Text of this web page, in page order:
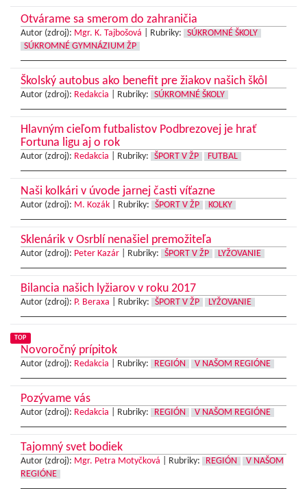
Otvárame sa smerom do zahraničia
Autor (zdroj): Mgr. K. Tajbošová Rubriky:
SÚKROMNÉ ŠKOLY
SÚKROMNÉ GYMNÁZIUM ŽP
Školský autobus ako benefit pre žiakov našich škôl
Autor (zdroj): Redakcia Rubriky: SÚKROMNÉ ŠKOLY
Hlavným cieľom futbalistov Podbrezovej je hrať
Fortuna ligu aj o rok
Autor (zdroj): Redakcia Rubriky: ŠPORT V ŽP FUTBAL
Naši kolkári v úvode jarnej časti víťazne
Autor (zdroj): M. Kozák Rubriky: ŠPORT V ŽP KOLKY
Sklenárik v Osrblí nenašiel premožiteľa
Autor (zdroj): Peter Kazár Rubriky: ŠPORT V ŽP LYŽOVANIE
Bilancia našich lyžiarov v roku 2017
Autor (zdroj): P. Beraxa Rubriky: ŠPORT V ŽP LYŽOVANIE
TOP
Novoročný prípitok
Autor (zdroj): Redakcia Rubriky: REGIÓN V NAŠOM REGIÓNE
Pozývame vás
Autor (zdroj): Redakcia Rubriky: REGIÓN V NAŠOM REGIÓNE
Tajomný svet bodiek
Autor (zdroj): Mgr. Petra Motyčková Rubriky: REGIÓN
V NAŠOM
REGIÓNE